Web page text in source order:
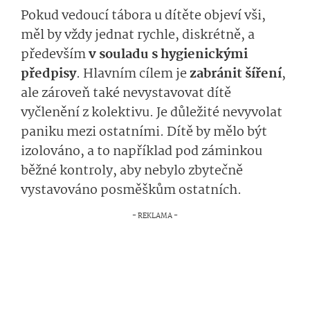
Pokud vedoucí tábora u dítěte objeví vši,
měl by vždy jednat rychle, diskrétně, a
předevšímv souladu s hygienickými
předpisy. Hlavním cílem jezabránit šíření,
ale zároveň také nevystavovat dítě
vyčlenění z kolektivu. Je důležité nevyvolat
paniku mezi ostatními. Dítě by mělo být
izolováno, a to například pod záminkou
běžné kontroly, aby nebylo zbytečně
vystavováno posměškům ostatních.